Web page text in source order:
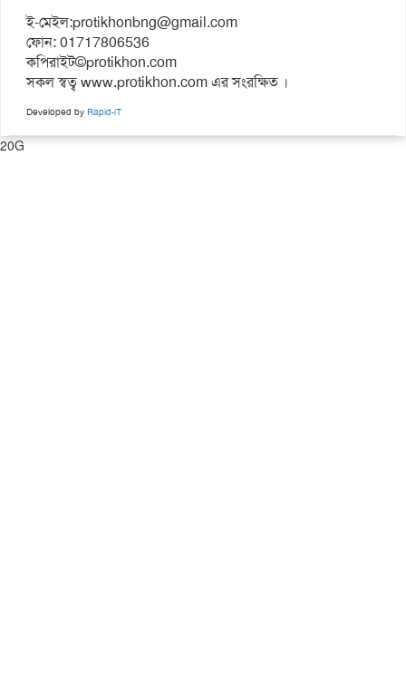
ই-মেইল:protikhonbng@gmail.com
ফোন: 01717806536
কপিরাইট©protikhon.com
সকল স্বত্ব www.protikhon.com এর সংরক্ষিত ।
Developed by Rapid-iT
20G